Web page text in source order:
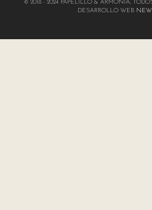
© 2018 - 2024 PAPELILLO & ARMONÍA,
DESARROLLO WEB